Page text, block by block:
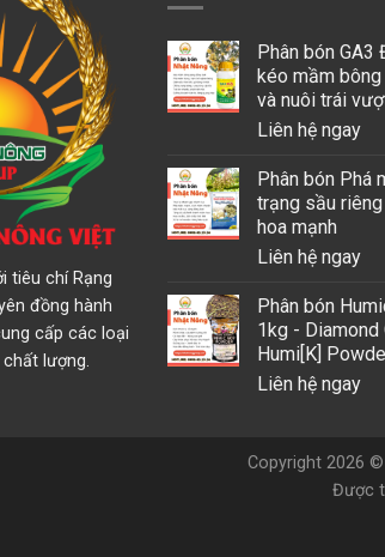
tiêu chí Rạng
đồng hành
cấp các loại
lượng.
Phân bón GA3
kéo mầm bông
và nuôi trái
Liên hệ ngay
Phân bón Phá
trạng sầu
hoa mạnh
Liên hệ ngay
Phân bón
1kg - Diamond
Humi[K]
Liên hệ ngay
Copyright 2026 ©
Được